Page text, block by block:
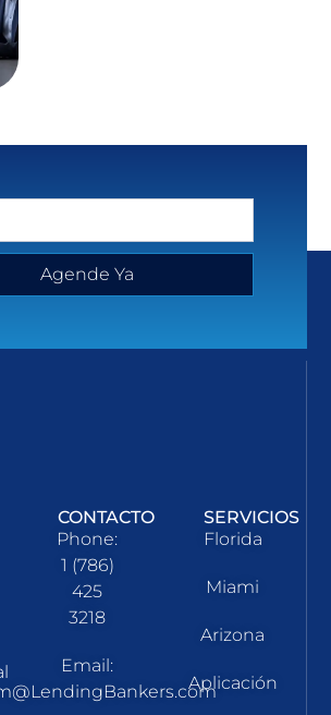
Agende Ya
CONTACTO
Phone:
1 (786)
425
3218
Email:
SERVICIOS
Florida
Miami
Arizona
Aplicación